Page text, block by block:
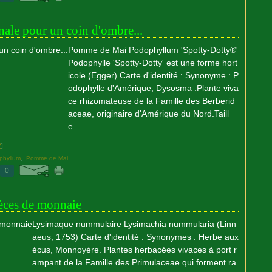
pour un coin d'ombre...
Pomme de Mai Podophyllum 'Spotty-Dotty®'
Podophylle 'Spotty-Dotty' est une forme hort
icole (Egger) Carte d'identité : Synonyme : P
odophylle d'Amérique, Dysosma .Plante viva
ce rhizomateuse de la Famille des Berberid
aceae, originaire d'Amérique du Nord.Taill
e...
]
Pomme de Mai
0
de monnaie
Lysimaque nummulaire Lysimachia nummularia (Linn
aeus, 1753) Carte d'identité : Synonymes : Herbe aux
écus, Monnoyère. Plantes herbacées vivaces à port r
ampant de la Famille des Primulaceae qui forment ra